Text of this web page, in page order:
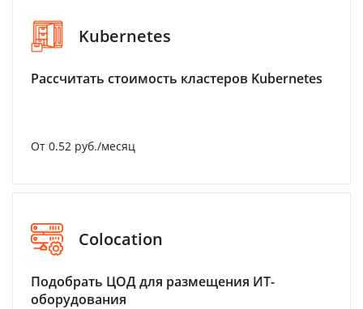
Kubernetes
Рассчитать стоимость кластеров Kubernetes
От 0.52 руб./месяц
Colocation
Подобрать ЦОД для размещения ИТ-
оборудования